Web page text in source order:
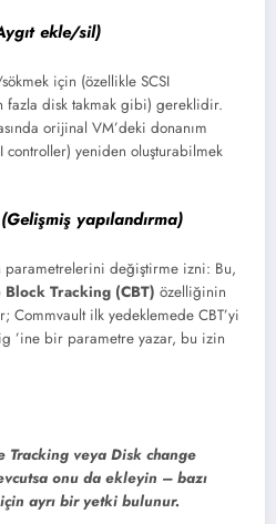
ekle/sil)
için (özellikle SCSI
fazla disk takmak gibi) gereklidir.
orijinal VM’deki donanım
controller) yeniden oluşturabilmek
yapılandırma)
parametrelerini değiştirme izni: Bu,
Block Tracking (CBT) özelliğinin
ilk yedeklemede CBT’yi
’ine bir parametre yazar, bu izin
Tracking veya Disk change
onu da ekleyin – bazı
ayrı bir yetki bulunur.